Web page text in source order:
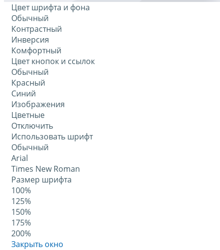
Цвет шрифта и фона
Обычный
Контрастный
Инверсия
Комфортный
Цвет кнопок и ссылок
Обычный
Красный
Синий
Изображения
Цветные
Отключить
Использовать шрифт
Обычный
Arial
Times New Roman
Размер шрифта
100%
125%
150%
175%
200%
Закрыть окно